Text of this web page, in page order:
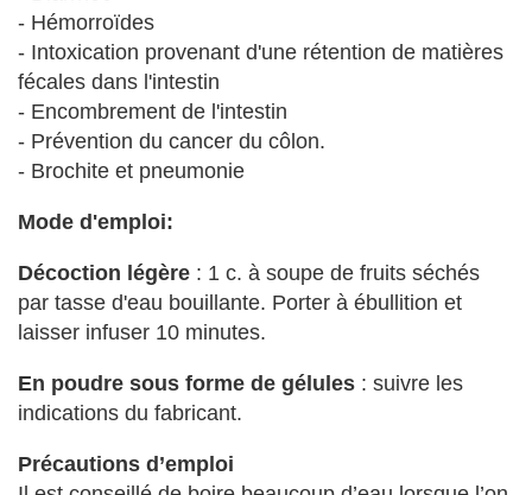
- Hémorroïdes
- Intoxication provenant d'une rétention de matières
fécales dans l'intestin
- Encombrement de l'intestin
- Prévention du cancer du côlon.
- Brochite et pneumonie
Mode d'emploi:
Décoction légère : 1 c. à soupe de fruits séchés
par tasse d'eau bouillante. Porter à ébullition et
laisser infuser 10 minutes.
En poudre sous forme de gélules : suivre les
indications du fabricant.
Précautions d’emploi